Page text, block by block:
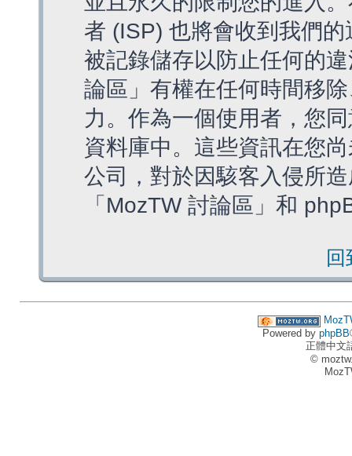
者 (ISP) 也將會收到我們
被記錄儲存以防止任何的
論區」有權在任何時間移
力。作為一個使用者，您
資料庫中。這些資訊在您
公司，對於因駭客入侵所
「MozTW 討論區」和
Powered by phpBB
正體中文
©